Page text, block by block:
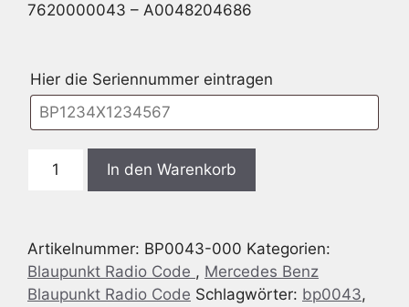
7620000043 – A0048204686
Hier die Seriennummer eintragen
BP0043
High
-
7
In den Warenkorb
Artikelnummer: BP0043-000 Kategorien:
Blaupunkt Radio Code , Mercedes Benz
Blaupunkt Radio Code Schlagwörter: bp0043,